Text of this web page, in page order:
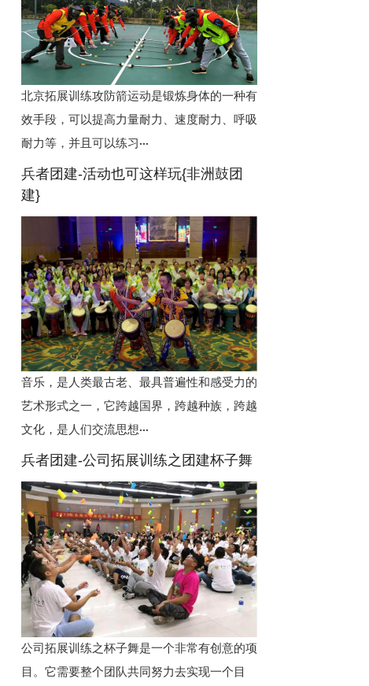
北京拓展训练攻防箭运动是锻炼身体的一种有
效手段，可以提高力量耐力、速度耐力、呼吸
耐力等，并且可以练习···
兵者团建-活动也可这样玩{非洲鼓团
建}
音乐，是人类最古老、最具普遍性和感受力的
艺术形式之一，它跨越国界，跨越种族，跨越
文化，是人们交流思想···
兵者团建-公司拓展训练之团建杯子舞
公司拓展训练之杯子舞是一个非常有创意的项
目。它需要整个团队共同努力去实现一个目